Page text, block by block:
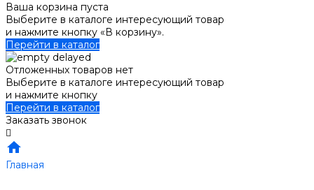
Ваша корзина пуста
Выберите в каталоге интересующий товар
и нажмите кнопку «В корзину».
Перейти в каталог
Отложенных товаров нет
Выберите в каталоге интересующий товар
и нажмите кнопку
Перейти в каталог
Заказать звонок
Главная